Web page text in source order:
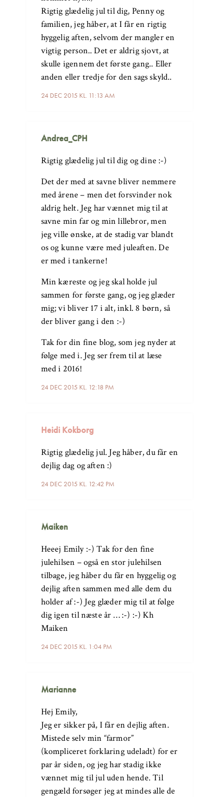
24 DEC 2015 KL. 11:13 AM
Rigtig glædelig jul til dig, Penny og
familien, jeg håber, at I får en rigtig
hyggelig aften, selvom der mangler en
vigtig person.. Det er aldrig sjovt, at
skulle igennem det første gang.. Eller
anden eller tredje for den sags skyld..
Andrea_CPH
24 DEC 2015 KL. 12:18 PM
Rigtig glædelig jul til dig og dine :-)
Det der med at savne bliver nemmere
med årene – men det forsvinder nok
aldrig helt. Jeg har vænnet mig til at
savne min far og min lillebror, men
jeg ville ønske, at de stadig var blandt
os og kunne være med juleaften. De
er med i tankerne!
Min kæreste og jeg skal holde jul
sammen for første gang, og jeg glæder
mig; vi bliver 17 i alt, inkl. 8 børn, så
der bliver gang i den :-)
Tak for din fine blog, som jeg nyder at
følge med i. Jeg ser frem til at læse
med i 2016!
Heidi Kokborg
24 DEC 2015 KL. 12:42 PM
Rigtig glædelig jul. Jeg håber, du får en
dejlig dag og aften :)
Maiken
24 DEC 2015 KL. 1:04 PM
Heeej Emily :-) Tak for den fine
julehilsen – også en stor julehilsen
tilbage, jeg håber du får en hyggelig og
dejlig aften sammen med alle dem du
holder af :-) Jeg glæder mig til at følge
dig igen til næste år … :-) :-) Kh
Maiken
Marianne
Hej Emily,
Jeg er sikker på, I får en dejlig aften.
Mistede selv min “farmor”
(kompliceret forklaring udeladt) for er
par år siden, og jeg har stadig ikke
vænnet mig til jul uden hende. Til
gengæld forsøger jeg at mindes alle de